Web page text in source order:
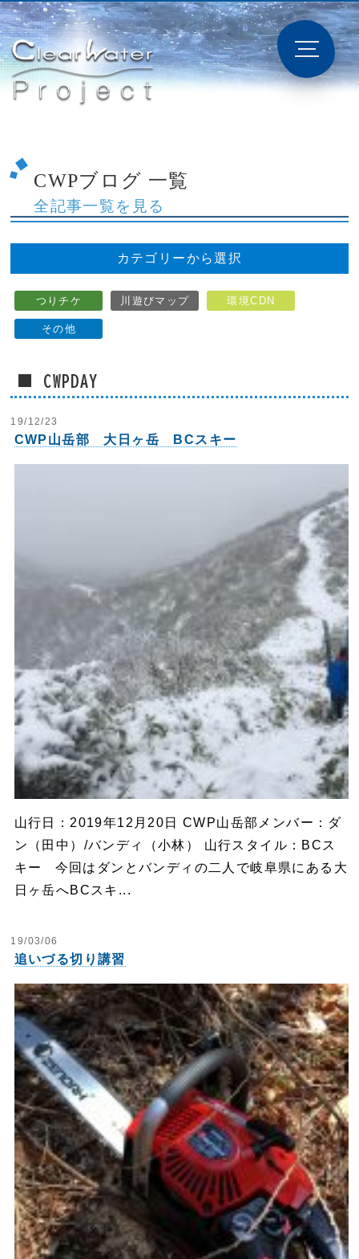
CWPブログ 一覧
全記事一覧を見る
カテゴリーから選択
つりチケ 川遊びマップ 環境CDN
その他
■ CWPDAY
19/12/23
CWP山岳部 大日ヶ岳 BCスキー
山行日：2019年12月20日 CWP山岳部メンバー：ダ
ン（田中）/バンディ（小林） 山行スタイル：BCス
キー 今回はダンとバンディの二人で岐阜県にある大
日ヶ岳へBCスキ...
19/03/06
追いづる切り講習